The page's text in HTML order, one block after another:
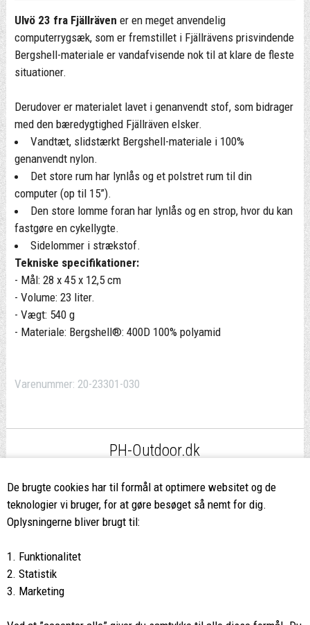
De brugte cookies har til formål at optimere websitet og de
teknologier vi bruger, for at gøre besøget så nemt for dig.
Oplysningerne bliver brugt til:
1. Funktionalitet
2. Statistik
3. Marketing
Ulvö 23 fra Fjällräven er en meget anvendelig
computerrygsæk, som er fremstillet i Fjällrävens prisvindende
Bergshell-materiale er vandafvisende nok til at klare de fleste
situationer.
Derudover er materialet lavet i genanvendt stof, som bidrager
med den bæredygtighed Fjällräven elsker.
Vandtæt, slidstærkt Bergshell-materiale i 100%
genanvendt nylon.
Det store rum har lynlås og et polstret rum til din
computer (op til 15”).
Den store lomme foran har lynlås og en strop, hvor du kan
fastgøre en cykellygte.
Sidelommer i strækstof.
Tekniske specifikationer:
- Mål: 28 x 45 x 12,5 cm
- Volume: 23 liter.
- Vægt: 540 g
- Materiale: Bergshell®: 400D 100% polyamid
Varenummer: 20-23301-030
PH-Outdoor.dk
ved køb over 499,-*
8662 2113